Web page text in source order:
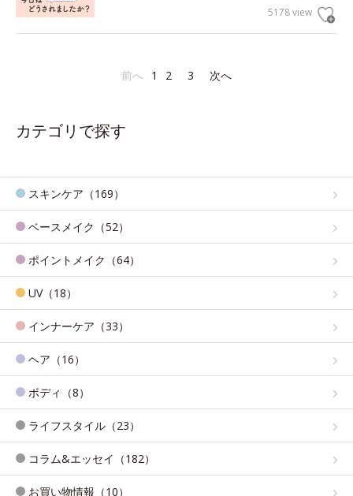
5178 view
前へ 1 2 3 次へ
カテゴリで探す
スキンケア（169）
ベースメイク（52）
ポイントメイク（64）
UV（18）
インナーケア（33）
ヘア（16）
ボディ（8）
ライフスタイル（23）
コラム&エッセイ（182）
お買い物情報（10）